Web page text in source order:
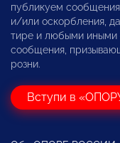
публикуем
и/или оскорбления,
тире и любыми иными
сообщения,
розни.
Вступи в